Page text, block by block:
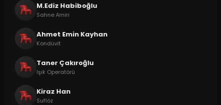
M.Ediz Habiboğlu
Sahne Amiri
Ahmet Emin Kayhan
Kondüvit
Taner Çakıroğlu
Işık Operatörü
Kiraz Han
Suflöz